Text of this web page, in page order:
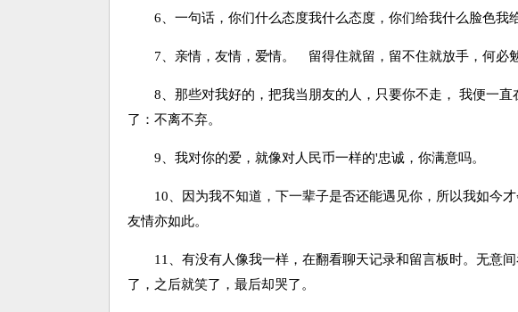
6、一句话，你们什么态度我什么态度，你们给我什么脸色我给
7、亲情，友情，爱情。 留得住就留，留不住就放手，何必
8、那些对我好的，把我当朋友的人，只要你不走， 我便一直
了：不离不弃。
9、我对你的爱，就像对人民币一样的'忠诚，你满意吗。
10、因为我不知道，下一辈子是否还能遇见你，所以我如今才
友情亦如此。
11、有没有人像我一样，在翻看聊天记录和留言板时。无意间
了，之后就笑了，最后却哭了。